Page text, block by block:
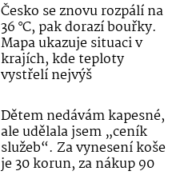
Česko se znovu rozpálí na
36 °C, pak dorazí bouřky.
Mapa ukazuje situaci v
krajích, kde teploty
vystřelí nejvýš
Dětem nedávám kapesné,
ale udělala jsem „ceník
služeb“. Za vynesení koše
je 30 korun, za nákup 90